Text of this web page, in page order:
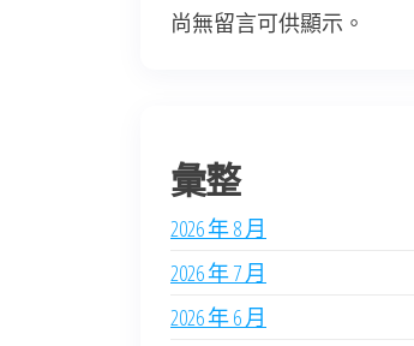
尚無留言可供顯示。
彙整
2026 年 8 月
2026 年 7 月
2026 年 6 月